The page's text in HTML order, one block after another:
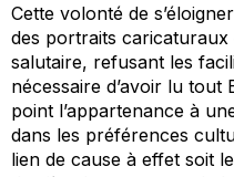
Cette volonté de
des portraits
salutaire, refusant les
nécessaire d’avoir lu
point l’appartenance à
dans les préférences
lien de cause à effet soit